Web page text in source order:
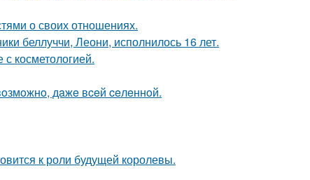
о своих отношениях.
беллуччи, Леони, исполнилось 16 лет.
косметологией.
дaжe вceй ceлeннoй.
к роли будущей королевы.